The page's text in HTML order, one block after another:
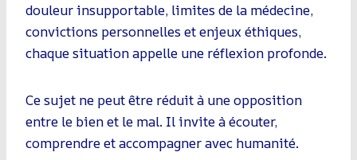
douleur insupportable, limites de la médecine,
convictions personnelles et enjeux éthiques,
chaque situation appelle une réflexion profonde.
Ce sujet ne peut être réduit à une opposition
entre le bien et le mal. Il invite à écouter,
comprendre et accompagner avec humanité.